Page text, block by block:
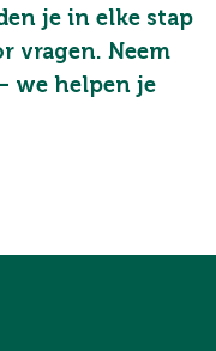
je in elke stap
vragen. Neem
we helpen je